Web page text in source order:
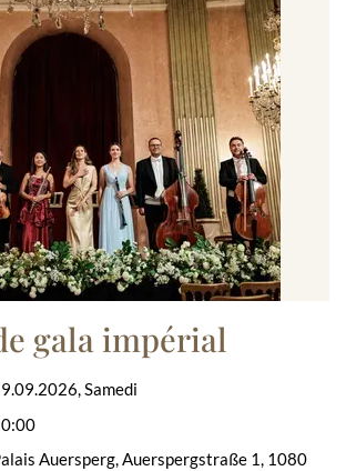
gala impérial
Samedi
Auersperg, Auerspergstraße 1, 1080